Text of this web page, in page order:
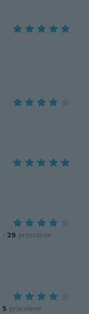
· 29 przesłane
5 przesłane